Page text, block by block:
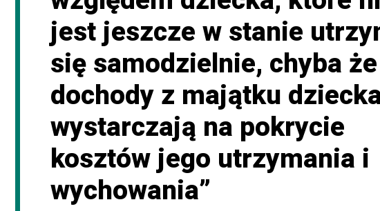
jest jeszcze w stanie
się samodzielnie, chyba że
dochody z majątku
wystarczają na pokrycie
kosztów jego utrzymania i
wychowania